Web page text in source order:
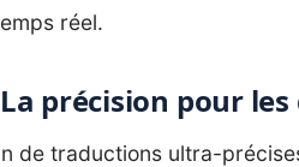
réel.
La précision pour
de traductions ultra-